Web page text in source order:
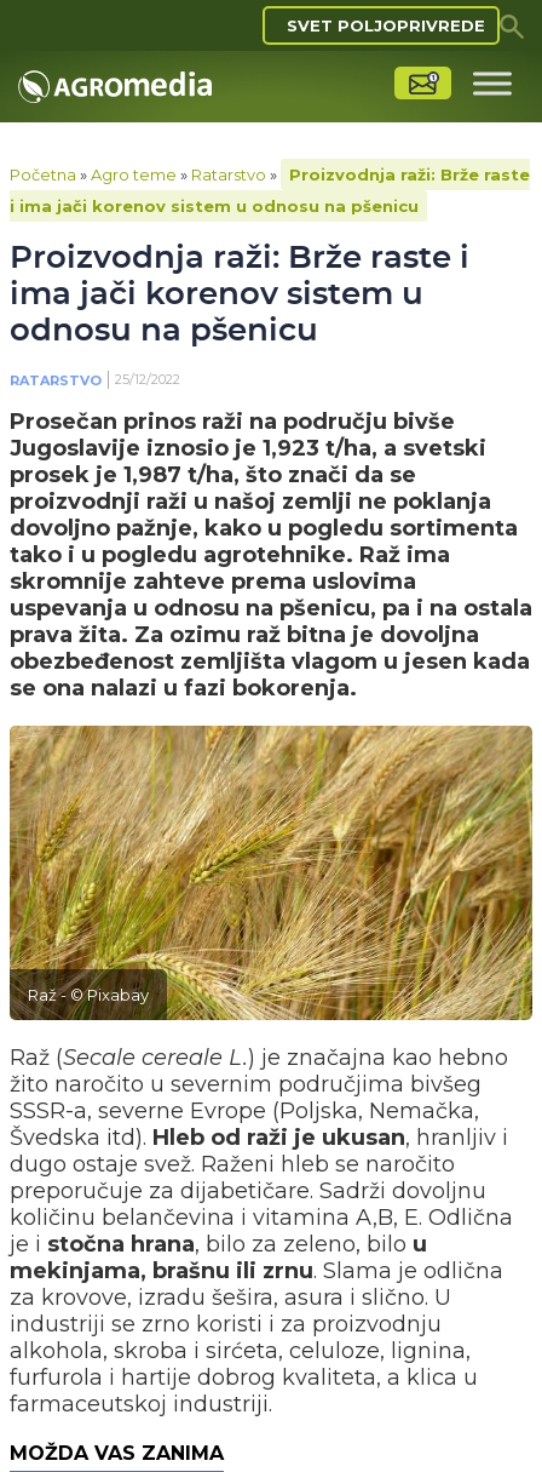
SVET POLJOPRIVREDE
Početna »Agro teme » Ratarstvo »
Proizvodnja raži: Brže raste
i ima jači korenov sistem u odnosu na pšenicu
Proizvodnja raži: Brže raste i
ima jači korenov sistem u
odnosu na pšenicu
RATARSTVO 25/12/2022
Prosečan prinos raži na području bivše
Jugoslavije iznosio je 1,923 t/ha, a svetski
prosek je 1,987 t/ha, što znači da se
proizvodnji raži u našoj zemlji ne poklanja
dovoljno pažnje, kako u pogledu sortimenta
tako i u pogledu agrotehnike. Raž ima
skromnije zahteve prema uslovima
uspevanja u odnosu na pšenicu, pa i na ostala
prava žita. Za ozimu raž bitna je dovoljna
obezbeđenost zemljišta vlagom u jesen kada
se ona nalazi u fazi bokorenja.
Raž - © Pixabay
Raž (Secale cereale L.) je značajna kao hebno
žito naročito u severnim područjima bivšeg
SSSR-a, severne Evrope (Poljska, Nemačka,
Švedska itd). Hleb od raži je ukusan, hranljiv i
dugo ostaje svež. Raženi hleb se naročito
preporučuje za dijabetičare. Sadrži dovoljnu
količinu belančevina i vitamina A,B, E. Odlična
je i stočna hrana, bilo za zeleno, bilo u
mekinjama, brašnu ili zrnu. Slama je odlična
za krovove, izradu šešira, asura i slično. U
industriji se zrno koristi i za proizvodnju
alkohola, skroba i sirćeta, celuloze, lignina,
furfurola i hartije dobrog kvaliteta, a klica u
farmaceutskoj industriji.
MOŽDA VAS ZANIMA